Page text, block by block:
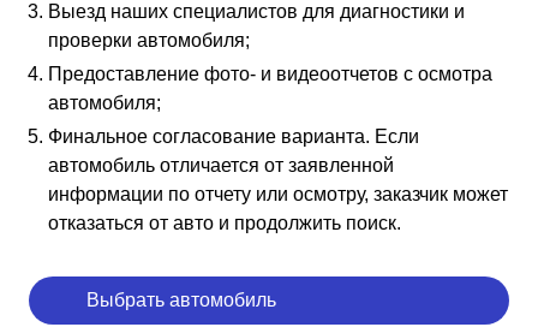
Выезд наших специалистов для диагностики и
проверки автомобиля;
Предоставление фото- и видеоотчетов с осмотра
автомобиля;
Финальное согласование варианта. Если
автомобиль отличается от заявленной
информации по отчету или осмотру, заказчик может
отказаться от авто и продолжить поиск.
Выбрать автомобиль